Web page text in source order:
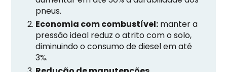
pneus.
Economia com combustível: manter a
pressão ideal reduz o atrito com o solo,
diminuindo o consumo de diesel em até
3%.